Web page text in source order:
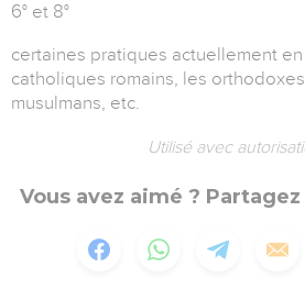
6° et 8°
certaines pratiques actuellement
catholiques romains, les
musulmans, etc.
Utilisé avec
Vous avez aimé ?